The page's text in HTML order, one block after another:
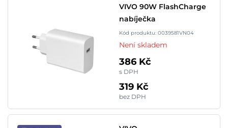
VIVO 90W FlashCharge
nabíječka
Kód produktu: 0039581VN04
Není skladem
386 Kč
s DPH
319 Kč
bez DPH